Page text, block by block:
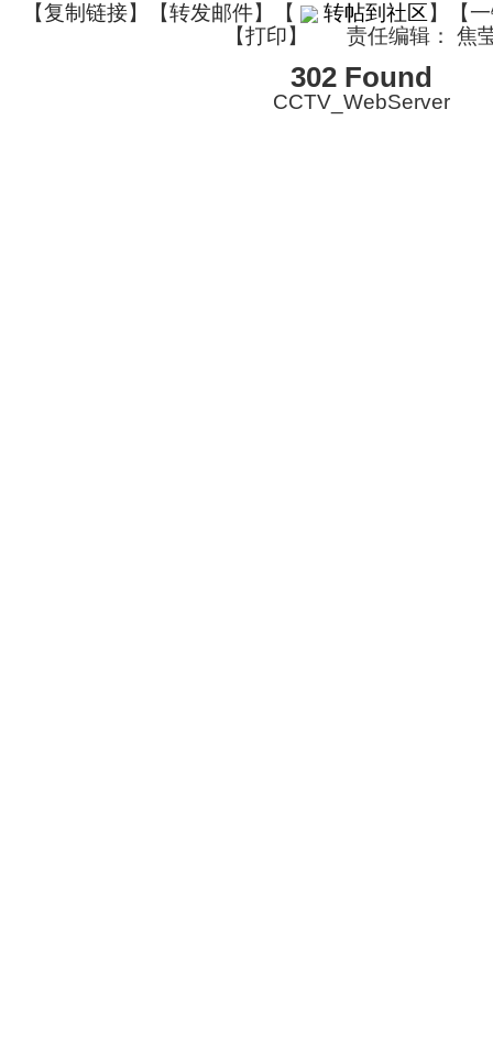
【复制链接】【转发邮件】 【 转帖到社区】【
【打印】 责任编辑： 焦
302 Found
CCTV_WebServer